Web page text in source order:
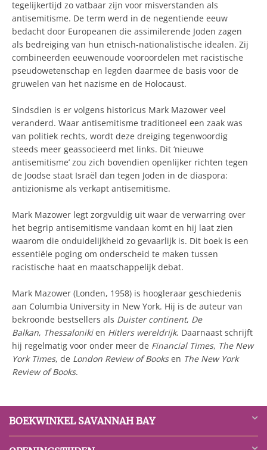
tegelijkertijd zo vatbaar zijn voor misverstanden als
antisemitisme. De term werd in de negentiende eeuw
bedacht door Europeanen die assimilerende Joden zagen
als bedreiging van hun etnisch-nationalistische idealen. Zij
combineerden eeuwenoude vooroordelen met racistische
pseudowetenschap en legden daarmee de basis voor de
gruwelen van het nazisme en de Holocaust.
Sindsdien is er volgens historicus Mark Mazower veel
veranderd. Waar antisemitisme traditioneel een zaak was
van politiek rechts, wordt deze dreiging tegenwoordig
steeds meer geassocieerd met links. Dit ‘nieuwe
antisemitisme’ zou zich bovendien openlijker richten tegen
de Joodse staat Israël dan tegen Joden in de diaspora:
antizionisme als verkapt antisemitisme.
Mark Mazower legt zorgvuldig uit waar de verwarring over
het begrip antisemitisme vandaan komt en hij laat zien
waarom die onduidelijkheid zo gevaarlijk is. Dit boek is een
essentiële poging om onderscheid te maken tussen
racistische haat en maatschappelijk debat.
Mark Mazower (Londen, 1958) is hoogleraar geschiedenis
aan Columbia University in New York. Hij is de auteur van
bekroonde bestsellers als Duister continent, De
Balkan, Thessalonikien Hitlers wereldrijk. Daarnaast schrijft
hij regelmatig voor onder meer de Financial Times, The New
York Times, de London Review of Booksen The New York
Review of Books.
BOEKWINKEL SAVANNAH BAY